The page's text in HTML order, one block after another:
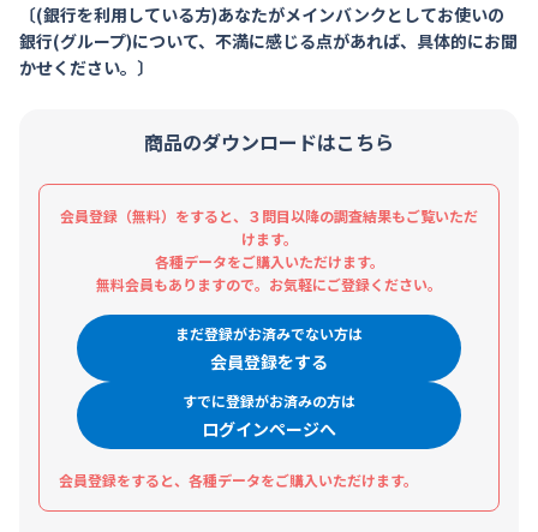
〔(銀行を利用している方)あなたがメインバンクとしてお使いの
銀行(グループ)について、不満に感じる点があれば、具体的にお聞
かせください。〕
商品のダウンロードはこちら
会員登録（無料）をすると、３問目以降の調査結果もご覧いただ
けます。
各種データをご購入いただけます。
無料会員もありますので。お気軽にご登録ください。
まだ登録がお済みでない方は
会員登録をする
すでに登録がお済みの方は
ログインページへ
会員登録をすると、各種データをご購入いただけます。